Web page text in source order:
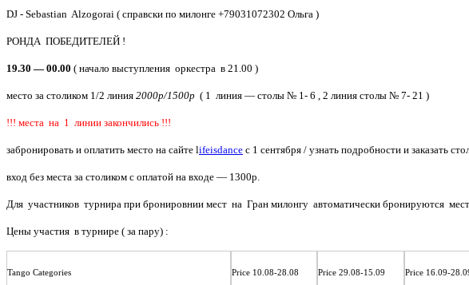
DJ - Sebastian Alzogorai ( справски по милонге +79031072302 Ольга )
РОНДА ПОБЕДИТЕЛЕЙ !
19.30 — 00.00 ( начало выступления оркестра в 21.00 )
место за столиком 1/2 линия 2000р/1500р ( 1 линия — столы № 1- 6 , 2 линия столы № 7- 21 )
!!! места на 1 линии закончились !!!
забронировать и оплатить место на сайте lifeisdance с 1 сентября / узнать подробности и заказать
вход без места за столиком с оплатой на входе — 1300р.
Для участников турнира при бронировнии мест на Гран милонгу автоматически бронируются
Цены участия в турнире ( за пару) :
Tango Categories Price 10.08-28.08 Price 29.08-15.09 Price 16.09-